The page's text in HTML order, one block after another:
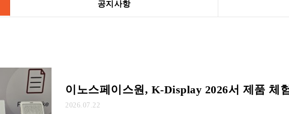
공지사항
이노스페이스원, K-Display 2026서 제품 체
2026.07.22